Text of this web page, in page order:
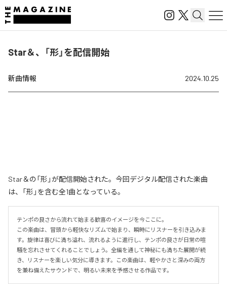
Star＆、「形」を配信開始
新曲情報 2024.10.25
Star＆の「形」が配信開始された。今回デジタル配信された楽曲
は、「形」を含む全1曲となっている。
テンポの良さから流れて始まる歓喜のイメージを今ここに。
この楽曲は、冒頭から軽快なリズムで始まり、瞬時にリスナーを引き込みま
す。旋律は喜びに満ち溢れ、流れるように進行し、テンポの良さが日常の喧
騒を忘れさせてくれることでしょう。全編を通して神秘にも満ちた展開が続
き、リスナーを楽しい気分に導きます。この楽曲は、軽やかさと深みの両方
を兼ね備えたサウンドで、明るい未来を予感させる作品です。